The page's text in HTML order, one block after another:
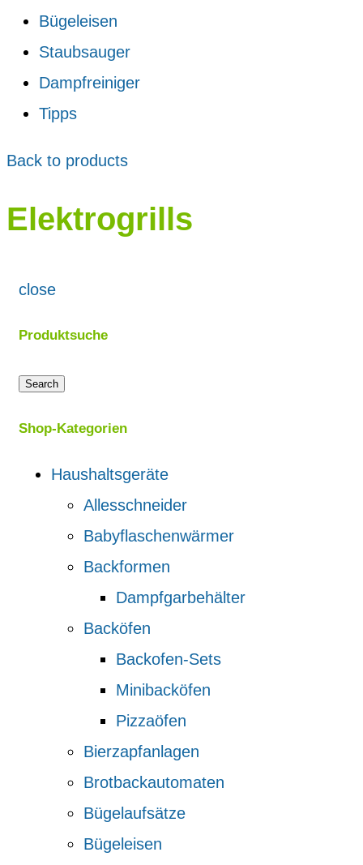
Bügeleisen
Staubsauger
Dampfreiniger
Tipps
Back to products
Elektrogrills
close
Produktsuche
Search
Shop-Kategorien
Haushaltsgeräte
Allesschneider
Babyflaschenwärmer
Backformen
Dampfgarbehälter
Backöfen
Backofen-Sets
Minibacköfen
Pizzaöfen
Bierzapfanlagen
Brotbackautomaten
Bügelaufsätze
Bügeleisen